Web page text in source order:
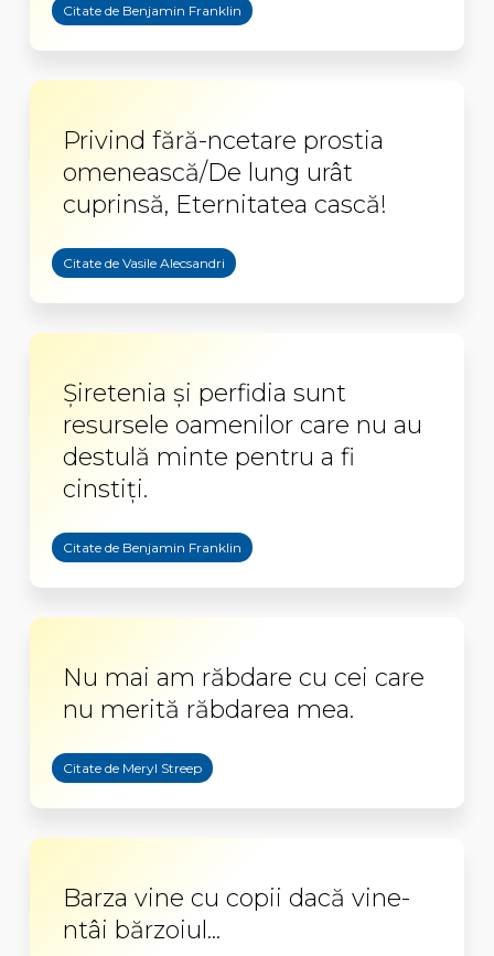
Citate de Benjamin Franklin
Privind fără-ncetare prostia
omenească/De lung urât
cuprinsă, Eternitatea cască!
Citate de Vasile Alecsandri
Șiretenia și perfidia sunt
resursele oamenilor care nu au
destulă minte pentru a fi
cinstiți.
Citate de Benjamin Franklin
Nu mai am răbdare cu cei care
nu merită răbdarea mea.
Citate de Meryl Streep
Barza vine cu copii dacă vine-
ntâi bărzoiul...